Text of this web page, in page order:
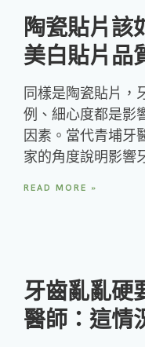
陶瓷貼片該
美白貼片品
同樣是陶瓷貼片，
例、細心度都是影
因素。當代青埔牙
家的角度說明影響
READ MORE »
牙齒亂亂硬
醫師：這情